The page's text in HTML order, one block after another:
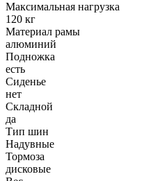
Максимальная нагрузка
120 кг
Материал рамы
алюминий
Подножка
есть
Сиденье
нет
Складной
да
Тип шин
Надувные
Тормоза
дисковые